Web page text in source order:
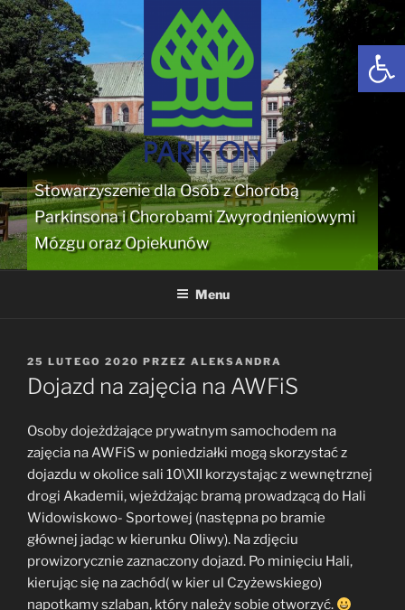
Przejdź
do
treści
Stowarzyszenie dla Osób z Chorobą
Parkinsona i Chorobami Zwyrodnieniowymi
Mózgu oraz Opiekunów
Menu
OPUBLIKOWANE
W
25 LUTEGO 2020 PRZEZ ALEKSANDRA
Dojazd na zajęcia na AWFiS
Osoby dojeżdżające prywatnym samochodem na
zajęcia na AWFiS w poniedziałki mogą skorzystać z
dojazdu w okolice sali 10\XII korzystając z wewnętrznej
drogi Akademii, wjeżdżając bramą prowadzącą do Hali
Widowiskowo- Sportowej (następna po bramie
głównej jadąc w kierunku Oliwy). Na zdjęciu
prowizorycznie zaznaczony dojazd. Po minięciu Hali,
kierując się na zachód( w kier ul Czyżewskiego)
napotkamy szlaban, który należy sobie otworzyć.